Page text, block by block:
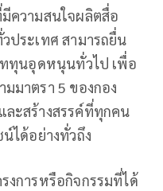
ความสนใจผลิตสื่อ
ประเทศ สามารถยื่น
ททุนอุดหนุนทั่วไป เพื่อ
มาตรา 5 ของกอง
ะสร้างสรรค์ที่ทุกคน
ได้อย่างทั่วถึง
งการหรือกิจกรรมที่ได้